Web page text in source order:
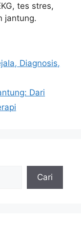
tes stres,
jantung.
Diagnosis,
Dari
Cari